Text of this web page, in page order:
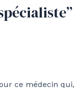
ce médecin